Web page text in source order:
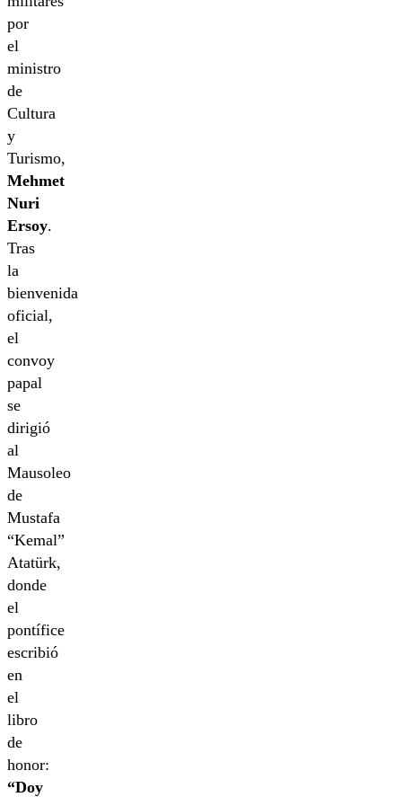
por
el
ministro
de
Cultura
y
Turismo,
Mehmet
Nuri
Ersoy.
Tras
la
bienvenida
oficial,
el
convoy
papal
se
dirigió
al
Mausoleo
de
Mustafa
“Kemal”
Atatürk,
donde
el
pontífice
escribió
en
el
libro
de
honor:
“Doy